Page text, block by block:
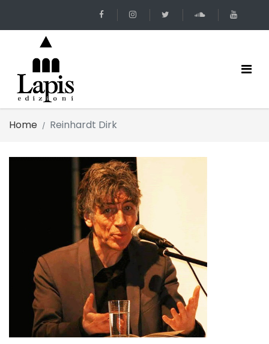
Home Reinhardt Dirk